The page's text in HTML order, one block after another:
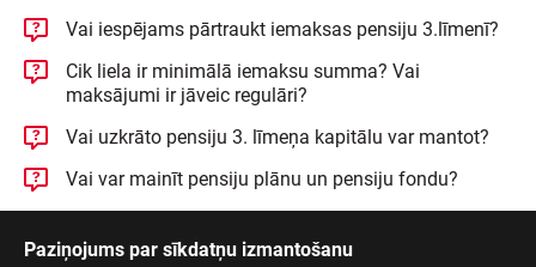
Vai iespējams pārtraukt iemaksas pensiju 3.līmenī?
Cik liela ir minimālā iemaksu summa? Vai
maksājumi ir jāveic regulāri?
Vai uzkrāto pensiju 3. līmeņa kapitālu var mantot?
Vai var mainīt pensiju plānu un pensiju fondu?
Paziņojums par sīkdatņu izmantošanu